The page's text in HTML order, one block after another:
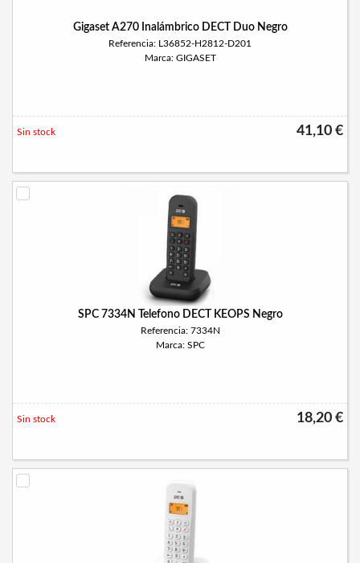
Gigaset A270 Inalámbrico DECT Duo Negro
Referencia: L36852-H2812-D201
Marca: GIGASET
41,10 €
Sin stock
SPC 7334N Telefono DECT KEOPS Negro
Referencia: 7334N
Marca: SPC
18,20 €
Sin stock